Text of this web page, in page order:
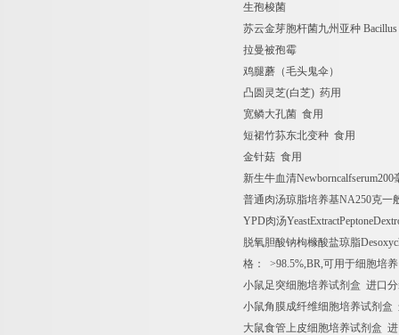
生孢梭菌
苏云金芽胞杆菌九州亚种 Bacillus
拉曼被孢霉
鸡腿蘑（毛头鬼伞）
凸圆灵芝(白芝) 药用
宽鳞大孔菌 食用
短裙竹荪东北变种 食用
金针菇 食用
新生牛血清Newborncalfserum200
普通肉汤琼脂培养基NA250克一
YPD肉汤
脱氧胆酸钠枸橼酸盐琼脂
格：
>98.5%,BR,可用于细胞培养
小鼠足突细胞培养试剂盒 进口
小鼠角膜成纤维细胞培养试剂盒
大鼠食管上皮细胞培养试剂盒